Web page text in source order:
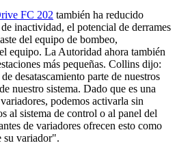
FC 202 también ha reducido
inactividad, el potencial de derrames
del equipo de bombeo,
equipo. La Autoridad ahora también
más pequeñas. Collins dijo:
desatascamiento parte de nuestros
nuestro sistema. Dado que es una
podemos activarla sin
al sistema de control o al panel del
de variadores ofrecen esto como
su variador".